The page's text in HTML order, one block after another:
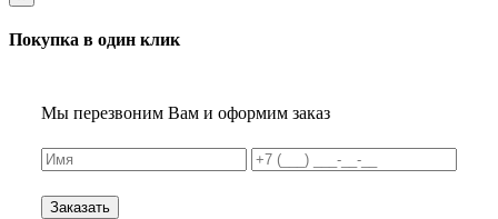
Покупка в один клик
Мы перезвоним Вам и оформим заказ
Заказать